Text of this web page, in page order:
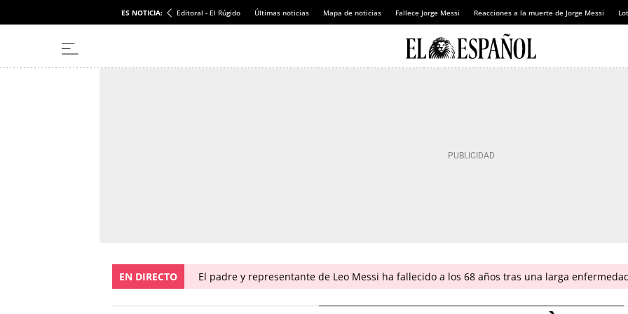
ES NOTICIA: Editoral - El Rúgido Últimas noticias Mapa de noticias Fallece Jorge Messi Reacciones a la muerte de Jorge Messi
EN DIRECTO El padre y representante de Leo Messi ha fallecido a los 68 años tras una larga